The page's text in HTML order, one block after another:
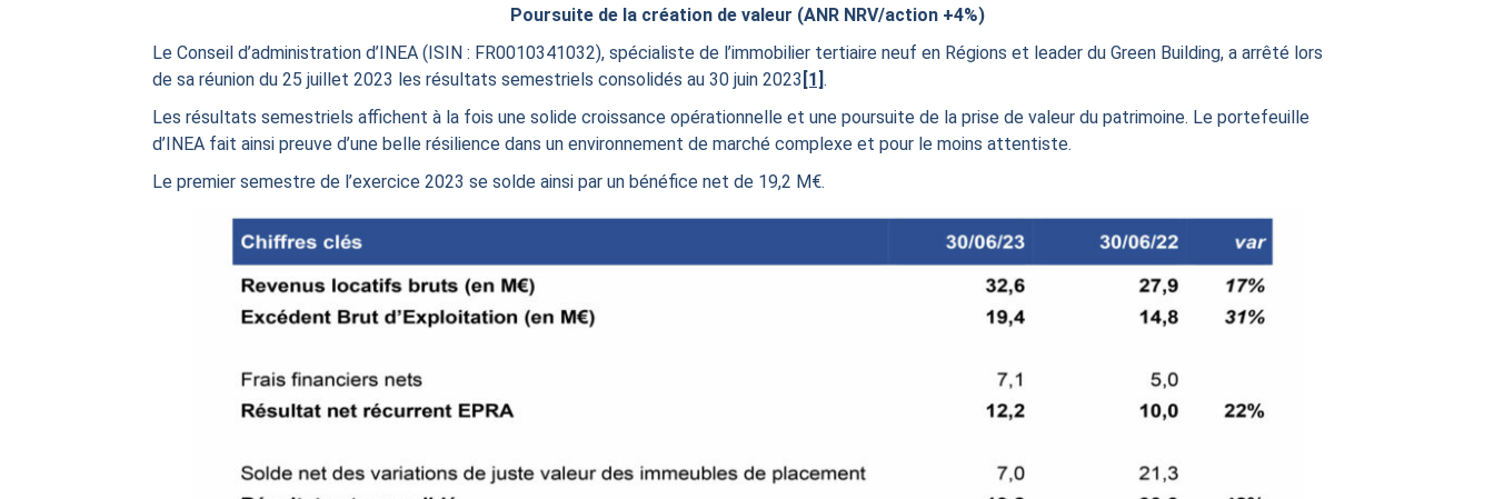
Poursuite de la création de valeur (ANR NRV/action +4%)
Le Conseil d’administration d’INEA (ISIN : FR0010341032), spécialiste de l’immobilier tertiaire neuf en Régions et leader du Green Building, a arrêté lors
de sa réunion du 25 juillet 2023 les résultats semestriels consolidés au 30 juin 2023 [1].
Les résultats semestriels affichent à la fois une solide croissance opérationnelle et une poursuite de la prise de valeur du patrimoine. Le portefeuille
d’INEA fait ainsi preuve d’une belle résilience dans un environnement de marché complexe et pour le moins attentiste.
Le premier semestre de l’exercice 2023 se solde ainsi par un bénéfice net de 19,2 M€.